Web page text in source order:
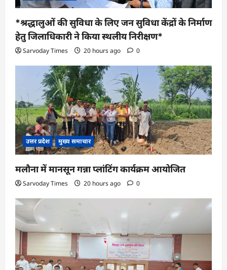
*श्रद्धालुओं की सुविधा के लिए जन सुविधा केंद्रों के निर्माण
हेतु जिलाधिकारी ने किया स्थलीय निरीक्षण*
Sarvoday Times 20 hours ago 0
उत्तर प्रदेश मुख्य समाचार
मलौना में मानसून गन्ना प्लांटिंग कार्यक्रम आयोजित
Sarvoday Times 20 hours ago 0